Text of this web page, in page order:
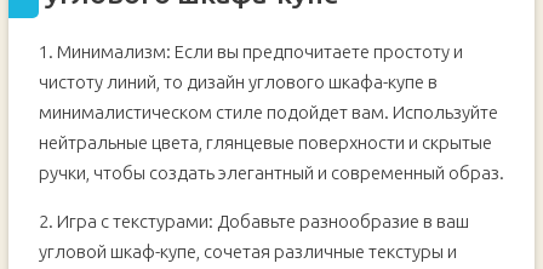
1. Минимализм: Если вы предпочитаете простоту и
чистоту линий, то дизайн углового шкафа-купе в
минималистическом стиле подойдет вам. Используйте
нейтральные цвета, глянцевые поверхности и скрытые
ручки, чтобы создать элегантный и современный образ.
2. Игра с текстурами: Добавьте разнообразие в ваш
угловой шкаф-купе, сочетая различные текстуры и